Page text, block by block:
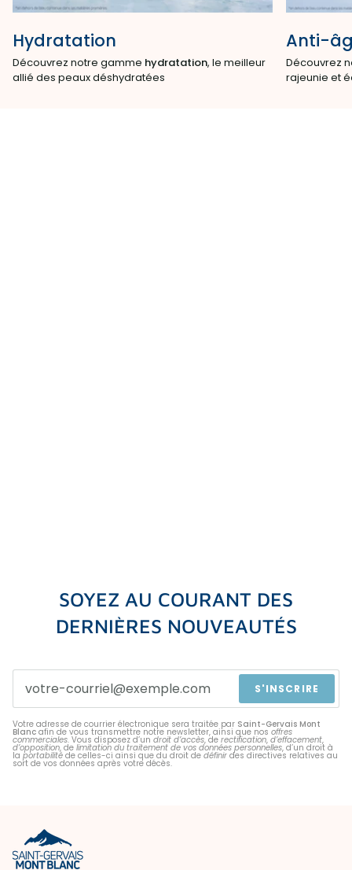
Hydratation
Découvrez notre gamme hydratation, le meilleur
allié des peaux déshydratées
Anti-
Découvrez
rajeunie et
SOYEZ AU COURANT DES
DERNIÈRES NOUVEAUTÉS
S'INSCRIRE
Votre adresse de courrier électronique sera traitée par Saint-Gervais Mont
Blanc afin de vous transmettre notre newsletter, ainsi que nos offres
commerciales. Vous disposez d’un droit d’accès, de rectification, d’effacement,
d’opposition, de limitation du traitement de vos données personnelles, d’un droit à
la portabilité de celles-ci ainsi que du droit de définir des directives relatives au
sort de vos données après votre décès.